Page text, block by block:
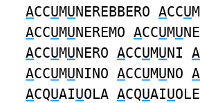
ACCUMUNEREBBERO ACCUM
ACCUMUNEREMO ACCUMU
ACCUMUNERO ACCUMUNI A
ACCUMUNINO ACCUMUNO A
ACQUAIUOLA ACQUAIUOLE